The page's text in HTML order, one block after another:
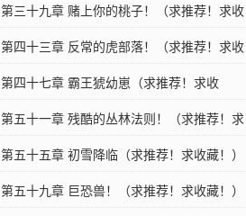
藏！）
第三十九章 赌上你的桃子！（求推荐！求收
藏！）
第四十三章 反常的虎部落！（求推荐！求收
藏！）
第四十七章 霸王猇幼崽（求推荐！求收
藏！）
第五十一章 残酷的丛林法则！（求推荐！求
收藏！）
第五十五章 初雪降临（求推荐！求收藏！）
第五十九章 巨恐兽！（求推荐！求收藏！）